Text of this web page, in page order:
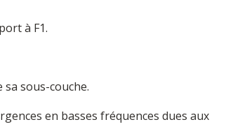
à F1.
sous-couche.
en basses fréquences dues aux